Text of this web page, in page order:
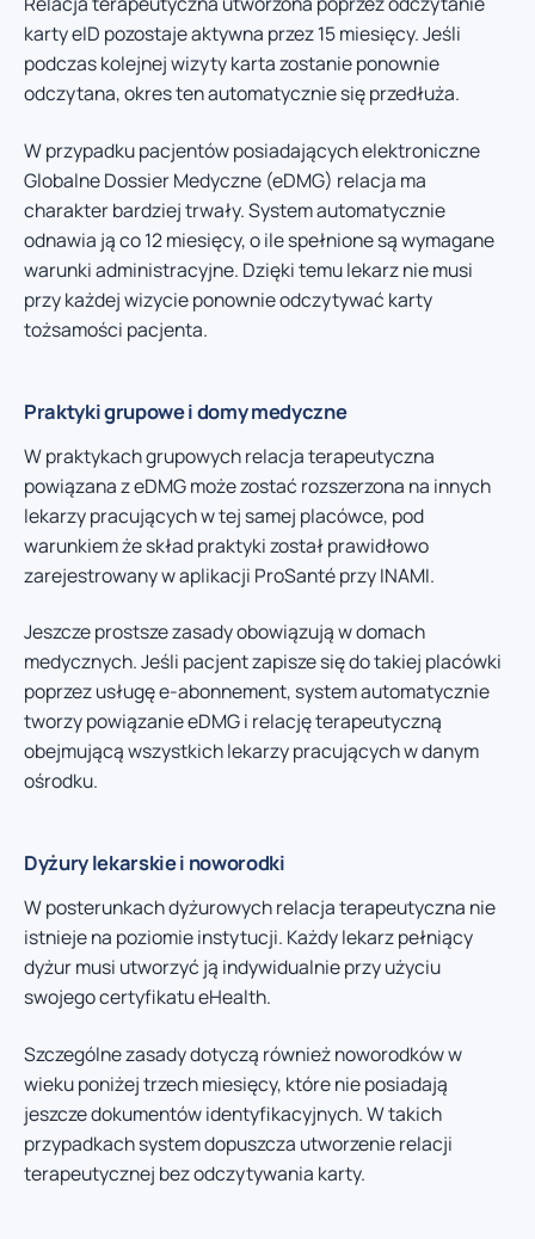
karty eID pozostaje aktywna przez 15 miesięcy. Jeśli
podczas kolejnej wizyty karta zostanie ponownie
odczytana, okres ten automatycznie się przedłuża.
W przypadku pacjentów posiadających elektroniczne
Globalne Dossier Medyczne (eDMG) relacja ma
charakter bardziej trwały. System automatycznie
odnawia ją co 12 miesięcy, o ile spełnione są wymagane
warunki administracyjne. Dzięki temu lekarz nie musi
przy każdej wizycie ponownie odczytywać karty
tożsamości pacjenta.
Praktyki grupowe i domy medyczne
W praktykach grupowych relacja terapeutyczna
powiązana z eDMG może zostać rozszerzona na innych
lekarzy pracujących w tej samej placówce, pod
warunkiem że skład praktyki został prawidłowo
zarejestrowany w aplikacji ProSanté przy INAMI.
Jeszcze prostsze zasady obowiązują w domach
medycznych. Jeśli pacjent zapisze się do takiej placówki
poprzez usługę e-abonnement, system automatycznie
tworzy powiązanie eDMG i relację terapeutyczną
obejmującą wszystkich lekarzy pracujących w danym
ośrodku.
Dyżury lekarskie i noworodki
W posterunkach dyżurowych relacja terapeutyczna nie
istnieje na poziomie instytucji. Każdy lekarz pełniący
dyżur musi utworzyć ją indywidualnie przy użyciu
swojego certyfikatu eHealth.
Szczególne zasady dotyczą również noworodków w
wieku poniżej trzech miesięcy, które nie posiadają
jeszcze dokumentów identyfikacyjnych. W takich
przypadkach system dopuszcza utworzenie relacji
terapeutycznej bez odczytywania karty.